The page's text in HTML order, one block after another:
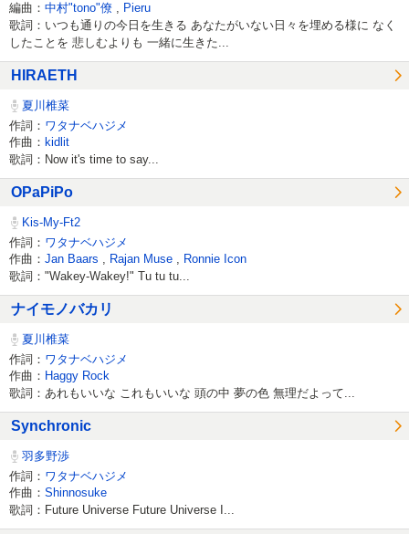
編曲： 中村"tono"僚 Pieru
歌詞：いつも通りの今日を生きる あなたがいない日々を埋める様に なく
したことを 悲しむよりも 一緒に生きた...
HIRAETH
夏川椎菜
作詞： ワタナベハジメ
作曲： kidlit
歌詞：Now it's time to say...
OPaPiPo
Kis-My-Ft2
作詞： ワタナベハジメ
作曲： Jan Baars Rajan Muse Ronnie Icon
歌詞："Wakey-Wakey!" Tu tu tu...
ナイモノバカリ
夏川椎菜
作詞： ワタナベハジメ
作曲： Haggy Rock
歌詞：あれもいいな これもいいな 頭の中 夢の色 無理だよって...
Synchronic
羽多野渉
作詞： ワタナベハジメ
作曲： Shinnosuke
歌詞：Future Universe Future Universe I...